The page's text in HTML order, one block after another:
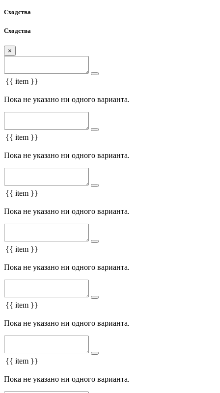
Сходства
Сходства
×
{{ item }}
Пока не указано ни одного варианта.
{{ item }}
Пока не указано ни одного варианта.
{{ item }}
Пока не указано ни одного варианта.
{{ item }}
Пока не указано ни одного варианта.
{{ item }}
Пока не указано ни одного варианта.
{{ item }}
Пока не указано ни одного варианта.